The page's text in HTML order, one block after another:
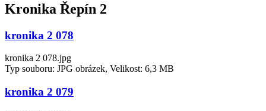
Kronika Řepín 2
kronika 2 078
kronika 2 078.jpg
Typ souboru: JPG obrázek, Velikost: 6,3 MB
kronika 2 079